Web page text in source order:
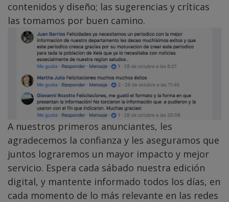
contenidos y diseño; las sugerencias y críticas
las tomamos por buen camino.
A nuestros primeros anunciantes, les
agradecemos la confianza y les aseguramos que
juntos lograremos un mayor impacto y mejor
servicio. Espera cada sábado nuestra edición
digital, y mantente informado todos los días, en
cada momento de lo más relevante en las redes